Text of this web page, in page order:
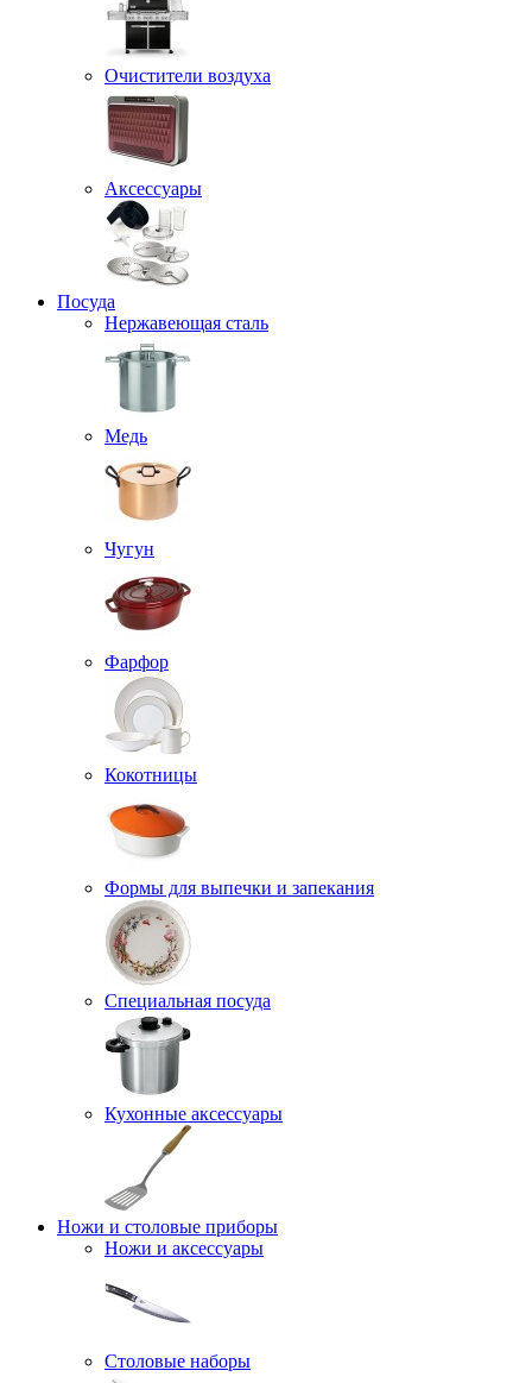
Очистители воздуха
Аксессуары
Посуда
Нержавеющая сталь
Медь
Чугун
Фарфор
Кокотницы
Формы для выпечки и запекания
Специальная посуда
Кухонные аксессуары
Ножи и столовые приборы
Ножи и аксессуары
Столовые наборы